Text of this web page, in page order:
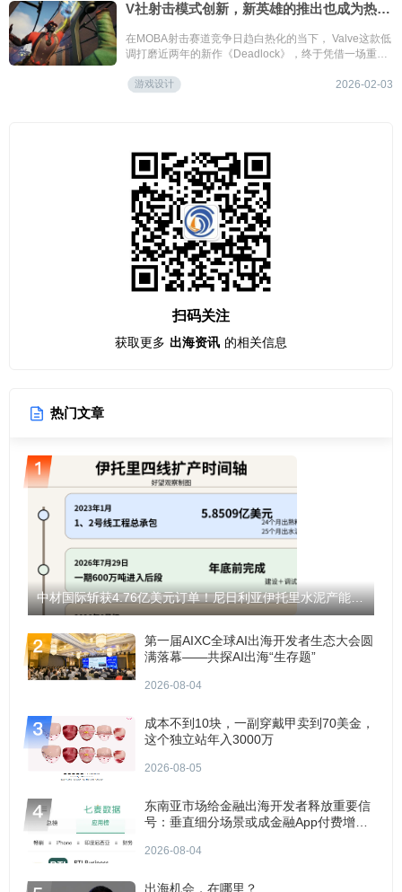
V社射击模式创新，新英雄的推出也成为热度引爆点
在MOBA射击赛道竞争日趋白热化的当下， Valve这款低
调打磨近两年的新作《Deadlock》，终于凭借一场重磅
游戏设计 2026-02-03
扫码关注
获取更多 出海资讯 的相关信息
热门文章
中材国际斩获4.76亿美元订单！尼日利亚伊托里水泥产能将翻倍至1200万吨！
第一届AIXC全球AI出海开发者生态大会圆
满落幕——共探AI出海“生存题”
2026-08-04
成本不到10块，一副穿戴甲卖到70美金，
这个独立站年入3000万
2026-08-05
东南亚市场给金融出海开发者释放重要信
号：垂直细分场景或成金融App付费增长
2026-08-04
出海机会，在哪里？